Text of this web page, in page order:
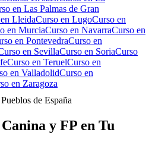
en Las Palmas de Gran
LleidaCurso en LugoCurso en
en MurciaCurso en NavarraCurso en
en PontevedraCurso en
en SevillaCurso en SoriaCurso
Curso en TeruelCurso en
en ValladolidCurso en
en Zaragoza
de España
y FP en Tu